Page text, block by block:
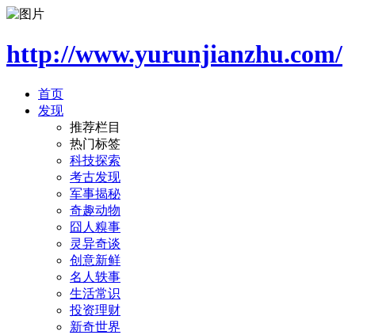
http://www.yurunjianzhu.com/
首页
发现
推荐栏目
热门标签
科技探索
考古发现
军事揭秘
奇趣动物
囧人糗事
灵异奇谈
创意新鲜
名人轶事
生活常识
投资理财
新奇世界